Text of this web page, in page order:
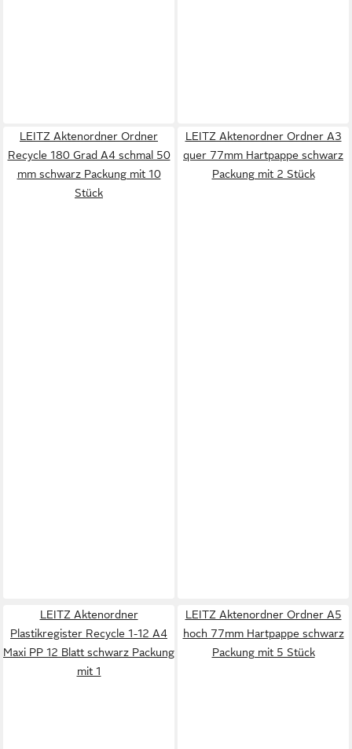
LEITZ Aktenordner Ordner
Recycle 180 Grad A4 schmal 50
mm schwarz Packung mit 10
Stück
LEITZ Aktenordner Ordner A3
quer 77mm Hartpappe schwarz
Packung mit 2 Stück
LEITZ Aktenordner
Plastikregister Recycle 1-12 A4
Maxi PP 12 Blatt schwarz Packung
mit 1
LEITZ Aktenordner Ordner A5
hoch 77mm Hartpappe schwarz
Packung mit 5 Stück